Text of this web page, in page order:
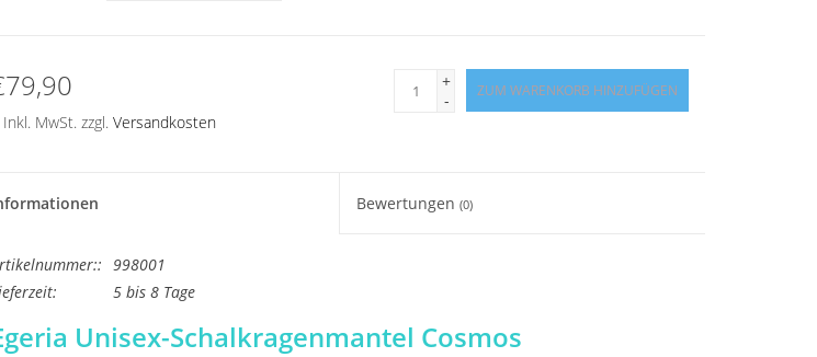
MwSt. zzgl. Versandkosten
+
-
ZUM WARENKORB HINZUFÜGEN
Bewertungen(0)
998001
5 bis 8 Tage
Unisex-Schalkragenmantel Cosmos